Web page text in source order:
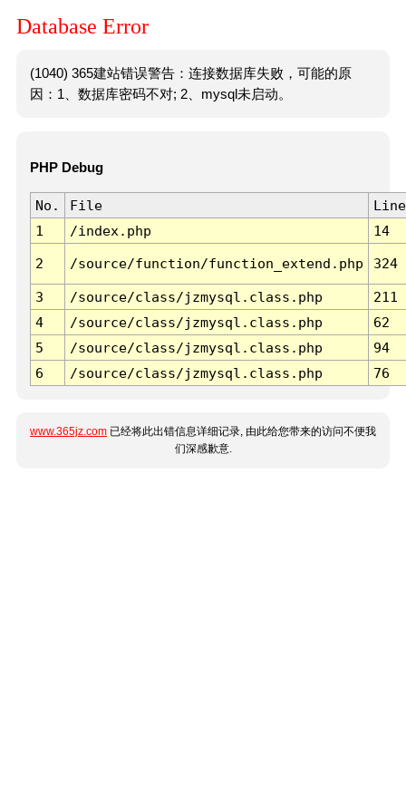
Database Error
(1040) 365建站错误警告：连接数据库失败，可能的原
因：1、数据库密码不对; 2、mysql未启动。
PHP Debug
No. File
Line
1
/index.php 14
2 /source/function/function_extend.php 324
3 /source/class/jzmysql.class.php
211
4
/source/class/jzmysql.class.php
62
5
/source/class/jzmysql.class.php
94
6
/source/class/jzmysql.class.php 76
www.365jz.com 已经将此出错信息详细记录, 由此给您带来的访问不便我
们深感歉意.